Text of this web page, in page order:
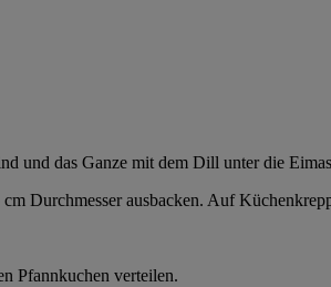
und das Ganze mit dem Dill unter die
Durchmesser ausbacken. Auf
Pfannkuchen verteilen.